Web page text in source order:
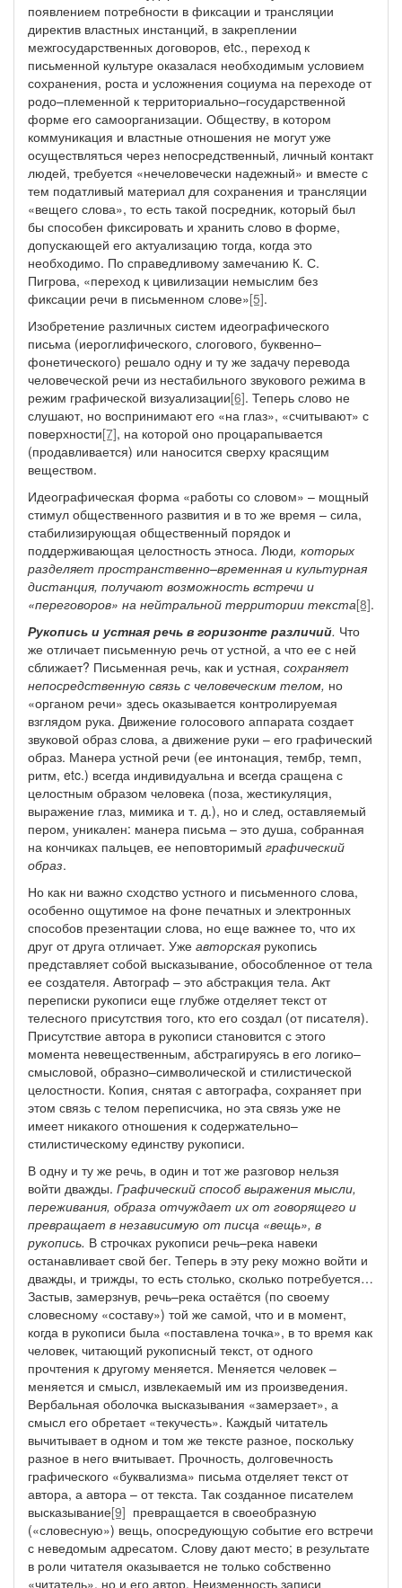
появлением потребности в фиксации и трансляции
директив властных инстанций, в закреплении
межгосударственных договоров, etc., переход к
письменной культуре оказалася необходимым условием
сохранения, роста и усложнения социума на переходе от
родо–племенной к территориально–государственной
форме его самоорганизации. Обществу, в котором
коммуникация и властные отношения не могут уже
осуществляться через непосредственный, личный контакт
людей, требуется «нечеловечески надежный» и вместе с
тем податливый материал для сохранения и трансляции
«вещего слова», то есть такой посредник, который был
бы способен фиксировать и хранить слово в форме,
допускающей его актуализацию тогда, когда это
необходимо. По справедливому замечанию К. С.
Пигрова, «переход к цивилизации немыслим без
фиксации речи в письменном слове»[5].
Изобретение различных систем идеографического
письма (иероглифического, слогового, буквенно–
фонетического) решало одну и ту же задачу перевода
человеческой речи из нестабильного звукового режима в
режим графической визуализации[6]. Теперь слово не
слушают, но воспринимают его «на глаз», «считывают» с
поверхности[7], на которой оно процарапывается
(продавливается) или наносится сверху красящим
веществом.
Идеографическая форма «работы со словом» – мощный
стимул общественного развития и в то же время – сила,
стабилизирующая общественный порядок и
поддерживающая целостность этноса. Люди, которых
разделяет пространственно–временная и культурная
дистанция, получают возможность встречи и
«переговоров» на нейтральной территории текста[8].
Рукопись и устная речь в горизонте различий. Что
же отличает письменную речь от устной, а что ее с ней
сближает? Письменная речь, как и устная, сохраняет
непосредственную связь с человеческим телом, но
«органом речи» здесь оказывается контролируемая
взглядом рука. Движение голосового аппарата создает
звуковой образ слова, а движение руки – его графический
образ. Манера устной речи (ее интонация, тембр, темп,
ритм, etc.) всегда индивидуальна и всегда сращена с
целостным образом человека (поза, жестикуляция,
выражение глаз, мимика и т. д.), но и след, оставляемый
пером, уникален: манера письма – это душа, собранная
на кончиках пальцев, ее неповторимый графический
образ.
Но как ни важно сходство устного и письменного слова,
особенно ощутимое на фоне печатных и электронных
способов презентации слова, но еще важнее то, что их
друг от друга отличает. Уже авторская рукопись
представляет собой высказывание, обособленное от тела
ее создателя. Автограф – это абстракция тела. Акт
переписки рукописи еще глубже отделяет текст от
телесного присутствия того, кто его создал (от писателя).
Присутствие автора в рукописи становится с этого
момента невещественным, абстрагируясь в его логико–
смысловой, образно–символической и стилистической
целостности. Копия, снятая с автографа, сохраняет при
этом связь с телом переписчика, но эта связь уже не
имеет никакого отношения к содержательно–
стилистическому единству рукописи.
В одну и ту же речь, в один и тот же разговор нельзя
войти дважды. Графический способ выражения мысли,
переживания, образа отчуждает их от говорящего и
превращает в независимую от писца «вещь», в
рукопись. В строчках рукописи речь–река навеки
останавливает свой бег. Теперь в эту реку можно войти и
дважды, и трижды, то есть столько, сколько потребуется…
Застыв, замерзнув, речь–река остаётся (по своему
словесному «составу») той же самой, что и в момент,
когда в рукописи была «поставлена точка», в то время как
человек, читающий рукописный текст, от одного
прочтения к другому меняется. Меняется человек –
меняется и смысл, извлекаемый им из произведения.
Вербальная оболочка высказывания «замерзает», а
смысл его обретает «текучесть». Каждый читатель
вычитывает в одном и том же тексте разное, поскольку
разное в него вчитывает. Прочность, долговечность
графического «буквализма» письма отделяет текст от
автора, а автора – от текста. Так созданное писателем
высказывание[9] превращается в своеобразную
(«словесную») вещь, опосредующую событие его встречи
с неведомым адресатом. Слову дают место; в результате
в роли читателя оказывается не только собственно
«читатель», но и его автор. Неизменность записи